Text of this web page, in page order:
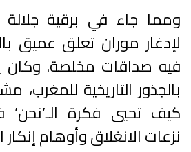
ومما جاء في برقية
لإدغار موران تعلق عميق
فيه صداقات مخلصة. وكان
بالجذور التاريخية للمغرب،
كيف تحيي فكرة
نزعات الانغلاق وأوهام إنكار